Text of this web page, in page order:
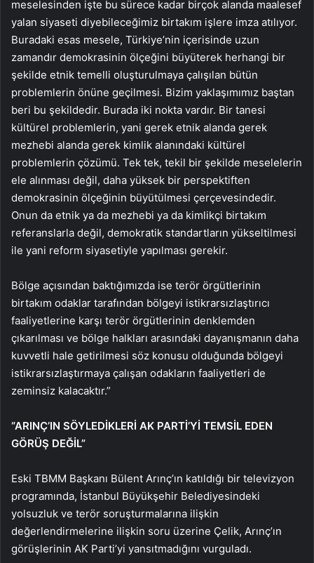
meselesinden işte bu sürece kadar birçok alanda maalesef
yalan siyaseti diyebileceğimiz birtakım işlere imza atılıyor.
Buradaki esas mesele, Türkiye’nin içerisinde uzun
zamandır demokrasinin ölçeğini büyüterek herhangi bir
şekilde etnik temelli oluşturulmaya çalışılan bütün
problemlerin önüne geçilmesi. Bizim yaklaşımımız baştan
beri bu şekildedir. Burada iki nokta vardır. Bir tanesi
kültürel problemlerin, yani gerek etnik alanda gerek
mezhebi alanda gerek kimlik alanındaki kültürel
problemlerin çözümü. Tek tek, tekil bir şekilde meselelerin
ele alınması değil, daha yüksek bir perspektiften
demokrasinin ölçeğinin büyütülmesi çerçevesindedir.
Onun da etnik ya da mezhebi ya da kimlikçi birtakım
referanslarla değil, demokratik standartların yükseltilmesi
ile yani reform siyasetiyle yapılması gerekir.
Bölge açısından baktığımızda ise terör örgütlerinin
birtakım odaklar tarafından bölgeyi istikrarsızlaştırıcı
faaliyetlerine karşı terör örgütlerinin denklemden
çıkarılması ve bölge halkları arasındaki dayanışmanın daha
kuvvetli hale getirilmesi söz konusu olduğunda bölgeyi
istikrarsızlaştırmaya çalışan odakların faaliyetleri de
zeminsiz kalacaktır.”
“ARINÇ’IN SÖYLEDİKLERİ AK PARTİ’Yİ TEMSİL EDEN
GÖRÜŞ DEĞİL”
Eski TBMM Başkanı Bülent Arınç’ın katıldığı bir televizyon
programında, İstanbul Büyükşehir Belediyesindeki
yolsuzluk ve terör soruşturmalarına ilişkin
değerlendirmelerine ilişkin soru üzerine Çelik, Arınç’ın
görüşlerinin AK Parti’yi yansıtmadığını vurguladı.